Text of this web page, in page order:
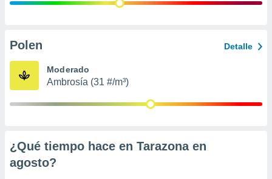
publicidad
de
Polen Detalle
Moderado
Ambrosía (31 #/m³)
¿Qué tiempo hace en Tarazona en
agosto?